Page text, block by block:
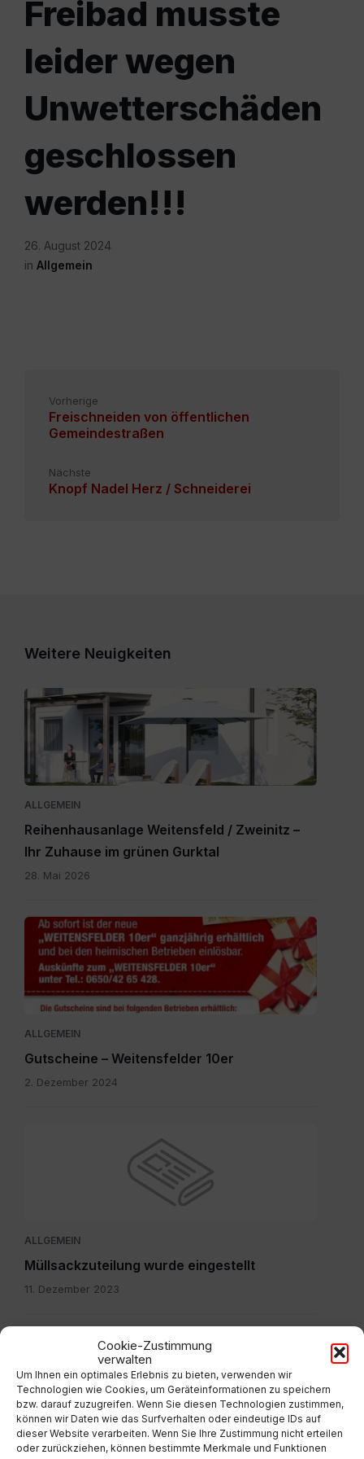
Cookie-Zustimmung
verwalten
Um Ihnen ein optimales Erlebnis zu bieten, verwenden wir
Technologien wie Cookies, um Geräteinformationen zu speichern
bzw. darauf zuzugreifen. Wenn Sie diesen Technologien zustimmen,
können wir Daten wie das Surfverhalten oder eindeutige IDs auf
dieser Website verarbeiten. Wenn Sie Ihre Zustimmung nicht erteilen
oder zurückziehen, können bestimmte Merkmale und Funktionen
Freibad musste
leider wegen
Unwetterschäden
geschlossen
werden!!!
26. August 2024
in Allgemein
Vorherige
Freischneiden von öffentlichen
Gemeindestraßen
Nächste
Knopf Nadel Herz / Schneiderei
Weitere Neuigkeiten
Expose_Weitensfeld-
Zweinitz_20260528.pdf
ALLGEMEIN
Reihenhausanlage Weitensfeld / Zweinitz –
Ihr Zuhause im grünen Gurktal
28. Mai 2026
Gutscheine.pdf
ALLGEMEIN
Gutscheine – Weitensfelder 10er
2. Dezember 2024
ALLGEMEIN
Müllsackzuteilung wurde eingestellt
11. Dezember 2023
WA0003.jpg
ALLGEMEIN